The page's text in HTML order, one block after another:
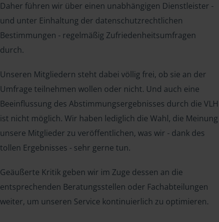
Daher führen wir über einen unabhängigen Dienstleister -
und unter Einhaltung der datenschutzrechtlichen
Bestimmungen - regelmäßig Zufriedenheitsumfragen
durch.
Unseren Mitgliedern steht dabei völlig frei, ob sie an der
Umfrage teilnehmen wollen oder nicht. Und auch eine
Beeinflussung des Abstimmungsergebnisses durch die VLH
ist nicht möglich. Wir haben lediglich die Wahl, die Meinung
unsere Mitglieder zu veröffentlichen, was wir - dank des
tollen Ergebnisses - sehr gerne tun.
Geäußerte Kritik geben wir im Zuge dessen an die
entsprechenden Beratungsstellen oder Fachabteilungen
weiter, um unseren Service kontinuierlich zu optimieren.